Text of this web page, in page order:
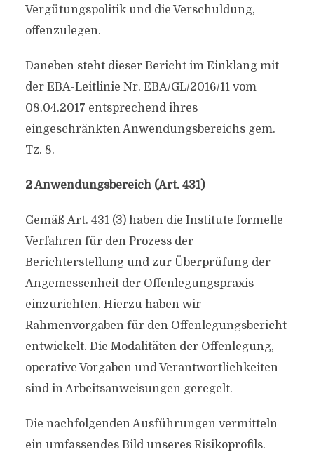
Vergütungspolitik und die Verschuldung,
offenzulegen.
Daneben steht dieser Bericht im Einklang mit
der EBA-Leitlinie Nr. EBA/GL/2016/11 vom
08.04.2017 entsprechend ihres
eingeschränkten Anwendungsbereichs gem.
Tz. 8.
2 Anwendungsbereich (Art. 431)
Gemäß Art. 431 (3) haben die Institute formelle
Verfahren für den Prozess der
Berichterstellung und zur Überprüfung der
Angemessenheit der Offenlegungspraxis
einzurichten. Hierzu haben wir
Rahmenvorgaben für den Offenlegungsbericht
entwickelt. Die Modalitäten der Offenlegung,
operative Vorgaben und Verantwortlichkeiten
sind in Arbeitsanweisungen geregelt.
Die nachfolgenden Ausführungen vermitteln
ein umfassendes Bild unseres Risikoprofils.